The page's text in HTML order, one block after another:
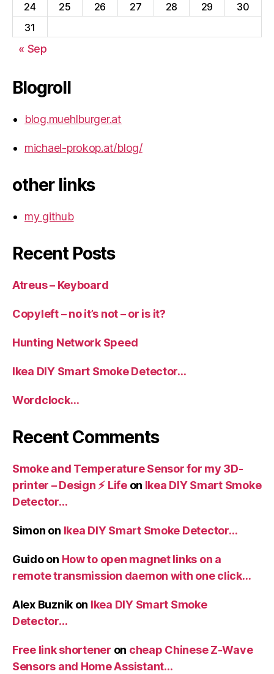
24
25 26 27 28 29
30
31
« Sep
Blogroll
blog.muehlburger.at
michael-prokop.at/blog/
other links
my github
Recent Posts
Atreus – Keyboard
Copyleft – no it’s not – or is it?
Hunting Network Speed
Ikea DIY Smart Smoke Detector…
Wordclock…
Recent Comments
Smoke and Temperature Sensor for my 3D-
printer – Design ⚡️ Lifeon Ikea DIY Smart Smoke
Detector…
Simon on Ikea DIY Smart Smoke Detector…
Guidoon How to open magnet links on a
remote transmission daemon with one click…
Alex Buznik on Ikea DIY Smart Smoke
Detector…
Free link shortener on cheap Chinese Z-Wave
Sensors and Home Assistant…